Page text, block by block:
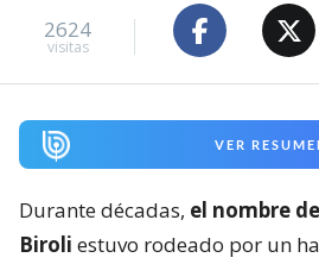
2624
visitas
VER
Durante décadas, el nombre
Biroli estuvo rodeado por un